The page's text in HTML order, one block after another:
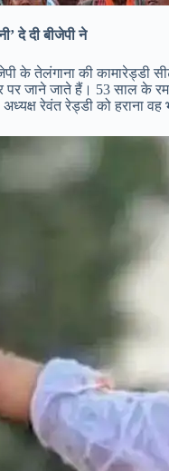
दे दी बीजेपी ने
के तेलंगाना की
पर जाने जाते हैं। 53 साल
रेवंत रेड्डी को हराना